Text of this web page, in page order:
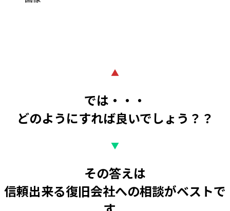
▲
では・・・
どのようにすれば良いでしょう？？
▼
その答えは
信頼出来る復旧会社への相談がベストで